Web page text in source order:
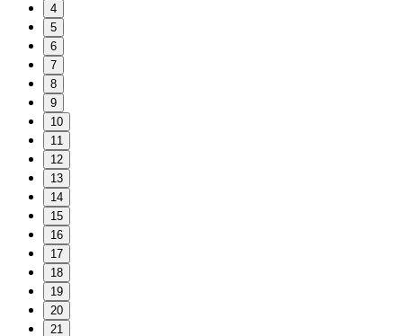
4
5
6
7
8
9
10
11
12
13
14
15
16
17
18
19
20
21